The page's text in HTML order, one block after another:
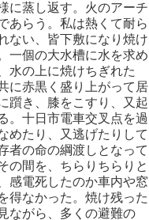
に蒸し返す。火のアーチ
あらう。私は熱くて耐ら
ない、皆下敷になり焼け
一個の大水槽に水を求め
水の上に焼けちぎれた
に赤黒く盛り上がって居
躓き、膝をこすり、又起
。十日市電車交叉点を過
めたり、又逃げたりして
者の命の綱渡しとなって
の間を、ちらりちらりと
感電死したのか車内や窓
得なかった。焼け残った
ながら、多くの避難の